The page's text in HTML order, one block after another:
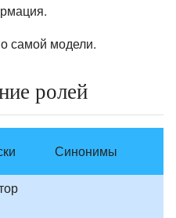
самой модели.
ролей
Синонимы